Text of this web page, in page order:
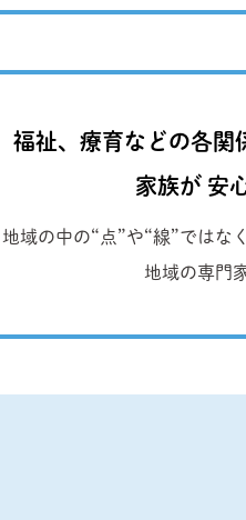
福祉、療育などの各関
家族が 安
域の中の“点”や“線”ではな
地域の専門